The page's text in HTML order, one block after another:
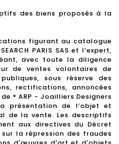
des biens proposés à la
figurant au catalogue
PARIS SAS et l’expert,
avec toute la diligence
de ventes volontaires de
sous réserve des
rectifications, annoncées
° ARP - Joailliers Designers
présentation de l’objet et
de la vente. Les descriptifs
aux directives du Décret
sur la répression des fraudes